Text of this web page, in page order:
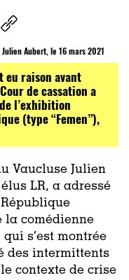
Aubert, le 16 mars 2021
raison avant
de cassation a
l’exhibition
(type “Femen”),
Vaucluse Julien
LR, a adressé
la comédienne
s’est montrée
des intermittents
contexte de crise